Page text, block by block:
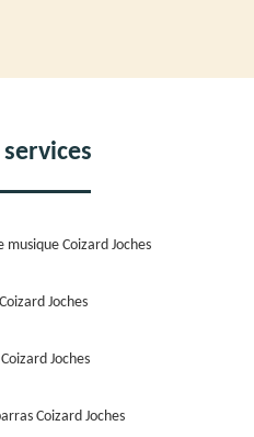
Coizard Joches
Joches
Joches
Coizard Joches